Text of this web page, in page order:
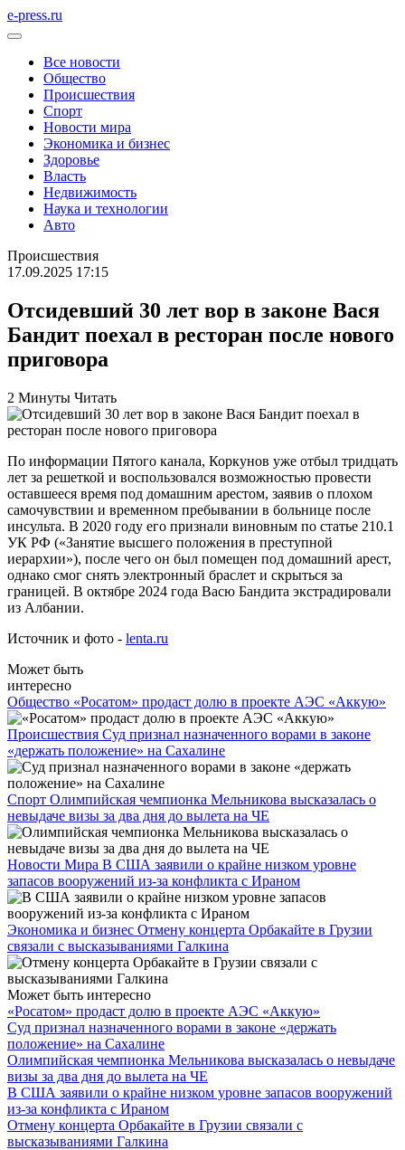
e-press.ru
Все новости
Общество
Происшествия
Спорт
Новости мира
Экономика и бизнес
Здоровье
Власть
Недвижимость
Наука и технологии
Авто
Происшествия
17.09.2025 17:15
Отсидевший 30 лет вор в законе Вася
Бандит поехал в ресторан после нового
приговора
2 Минуты Читать
По информации Пятого канала, Коркунов уже отбыл тридцать
лет за решеткой и воспользовался возможностью провести
оставшееся время под домашним арестом, заявив о плохом
самочувствии и временном пребывании в больнице после
инсульта. В 2020 году его признали виновным по статье 210.1
УК РФ («Занятие высшего положения в преступной
иерархии»), после чего он был помещен под домашний арест,
однако смог снять электронный браслет и скрыться за
границей. В октябре 2024 года Васю Бандита экстрадировали
из Албании.
Источник и фото - lenta.ru
Может быть
интересно
Общество «Росатом» продаст долю в проекте АЭС «Аккую»
Происшествия Суд признал назначенного ворами в законе
«держать положение» на Сахалине
Спорт Олимпийская чемпионка Мельникова высказалась о
невыдаче визы за два дня до вылета на ЧЕ
Новости Мира В США заявили о крайне низком уровне
запасов вооружений из-за конфликта с Ираном
Экономика и бизнес Отмену концерта Орбакайте в Грузии
связали с высказываниями Галкина
Может быть интересно
«Росатом» продаст долю в проекте АЭС «Аккую»
Суд признал назначенного ворами в законе «держать
положение» на Сахалине
Олимпийская чемпионка Мельникова высказалась о невыдаче
визы за два дня до вылета на ЧЕ
В США заявили о крайне низком уровне запасов вооружений
из-за конфликта с Ираном
Отмену концерта Орбакайте в Грузии связали с
высказываниями Галкина